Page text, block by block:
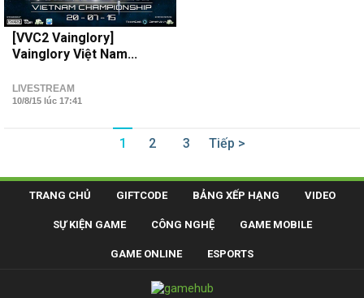
[VVC2 Vainglory]
Vainglory Việt Nam...
LIVESTREAM
10/8/15 lúc 17:41
1 2 3 Tiếp >
TRANG CHỦ GIFTCODE BẢNG XẾP HẠNG VIDEO
SỰ KIỆN GAME CÔNG NGHỆ GAME MOBILE
GAME ONLINE ESPORTS